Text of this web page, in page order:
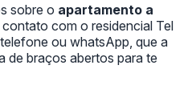
sobre o apartamento a
contato com o residencial Tel
ou whatsApp, que a
de braços abertos para te